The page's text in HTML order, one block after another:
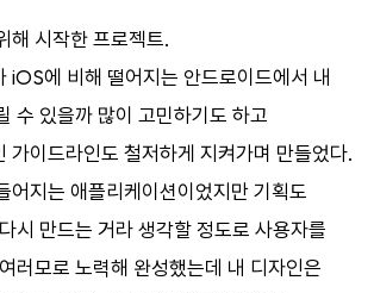
일기
아카이브
바로가기
방명록
해 시작한 프로젝트.
iOS에 비해 떨어지는 안드로이드에서 내
수 있을까 많이 고민하기도 하고
가이드라인도 철저하게 지켜가며 만들었다.
어지는 애플리케이션이었지만 기획도
다시 만드는 거라 생각할 정도로 사용자를
여러모로 노력해 완성했는데 내 디자인은